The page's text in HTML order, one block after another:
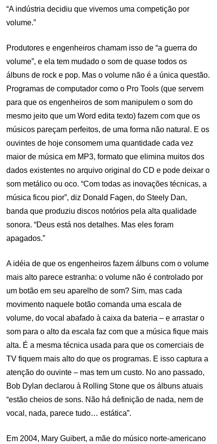
“A indústria decidiu que vivemos uma competição por
volume.”
Produtores e engenheiros chamam isso de “a guerra do
volume”, e ela tem mudado o som de quase todos os
álbuns de rock e pop. Mas o volume não é a única questão.
Programas de computador como o Pro Tools (que servem
para que os engenheiros de som manipulem o som do
mesmo jeito que um Word edita texto) fazem com que os
músicos pareçam perfeitos, de uma forma não natural. E os
ouvintes de hoje consomem uma quantidade cada vez
maior de música em MP3, formato que elimina muitos dos
dados existentes no arquivo original do CD e pode deixar o
som metálico ou oco. “Com todas as inovações técnicas, a
música ficou pior”, diz Donald Fagen, do Steely Dan,
banda que produziu discos notórios pela alta qualidade
sonora. “Deus está nos detalhes. Mas eles foram
apagados.”
A idéia de que os engenheiros fazem álbuns com o volume
mais alto parece estranha: o volume não é controlado por
um botão em seu aparelho de som? Sim, mas cada
movimento naquele botão comanda uma escala de
volume, do vocal abafado à caixa da bateria – e arrastar o
som para o alto da escala faz com que a música fique mais
alta. É a mesma técnica usada para que os comerciais de
TV fiquem mais alto do que os programas. E isso captura a
atenção do ouvinte – mas tem um custo. No ano passado,
Bob Dylan declarou à Rolling Stone que os álbuns atuais
“estão cheios de sons. Não há definição de nada, nem de
vocal, nada, parece tudo… estática”.
Em 2004, Mary Guibert, a mãe do músico norte-americano